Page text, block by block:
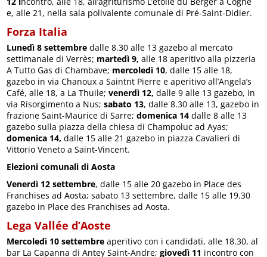
e, alle 21, nella sala polivalente comunale di Pré-Saint-Didier.
Forza Italia
Lunedì 8 settembre dalle 8.30 alle 13 gazebo al mercato
settimanale di Verrès; martedì 9,alle 18 aperitivo alla pizzeria
A Tutto Gas di Chambave; mercoledì 10, dalle 15 alle 18,
gazebo in via Chanoux a Saintnt Pierre e aperitivo all’Angela’s
Café, alle 18, a La Thuile;venerdì 12, dalle 9 alle 13 gazebo, in
via Risorgimento a Nus;sabato 13, dalle 8.30 alle 13, gazebo in
frazione Saint-Maurice di Sarre;domenica 14dalle 8 alle 13
gazebo sulla piazza della chiesa di Champoluc ad Ayas;
domenica 14, dalle 15 alle 21 gazebo in piazza Cavalieri di
Vittorio Veneto a Saint-Vincent.
Elezioni comunali di Aosta
Venerdì 12 settembre, dalle 15 alle 20 gazebo in Place des
Franchises ad Aosta; sabato 13 settembre, dalle 15 alle 19.30
gazebo in Place des Franchises ad Aosta.
Lega Vallée d’Aoste
Mercoledì 10 settembre aperitivo con i candidati, alle 18.30, al
bar La Capanna di Antey Saint-Andre;giovedì 11 incontro con